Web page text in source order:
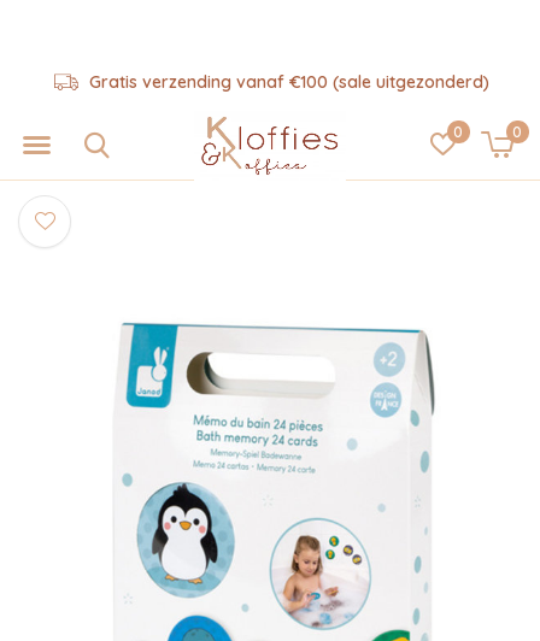
0 0
Gratis verzending vanaf €100 (sale uitgezonderd)